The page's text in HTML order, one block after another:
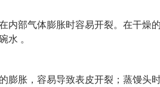
内部气体膨胀时容易开裂。在干燥
水 。
膨胀，容易导致表皮开裂；蒸馒头